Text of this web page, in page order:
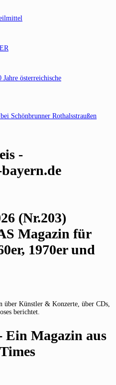
österreichische
Schönbrunner Rothalsstraußen
-
(Nr.203)
Magazin für
1970er und
Künstler & Konzerte, über CDs,
berichtet.
Ein Magazin aus